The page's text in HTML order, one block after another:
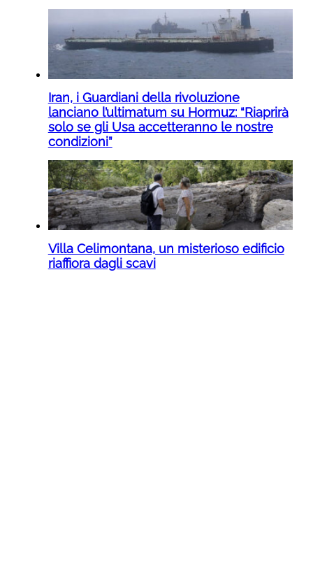
Iran, i Guardiani della rivoluzione
lanciano l’ultimatum su Hormuz: “Riaprirà
solo se gli Usa accetteranno le nostre
condizioni”
Villa Celimontana, un misterioso edificio
riaffiora dagli scavi